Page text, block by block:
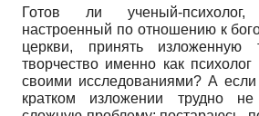
Готов ли ученый-
настроенный по отношению к
церкви, принять изложенную
творчество именно как
своими исследованиями? А
кратком изложении трудно не